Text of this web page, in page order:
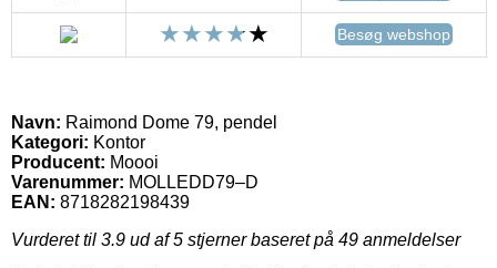
Besøg webshop
Navn: Raimond Dome 79, pendel
Kategori: Kontor
Producent: Moooi
Varenummer: MOLLEDD79–D
EAN: 8718282198439
Vurderet til 3.9 ud af 5 stjerner baseret på 49 anmeldelser